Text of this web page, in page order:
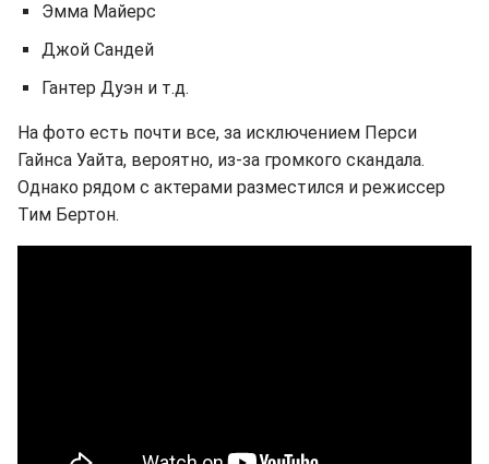
Эмма Майерс
Джой Сандей
Гантер Дуэн и т.д.
На фото есть почти все, за исключением Перси
Гайнса Уайта, вероятно, из-за громкого скандала.
Однако рядом с актерами разместился и режиссер
Тим Бертон.